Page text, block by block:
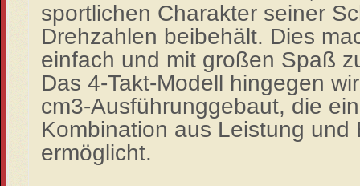
sportlichen Charakter seiner
Drehzahlen beibehält. Dies
einfach und mit großen Spaß
Das 4-Takt-Modell hingegen
cm3-Ausführunggebaut, die
Kombination aus Leistung und
ermöglicht.